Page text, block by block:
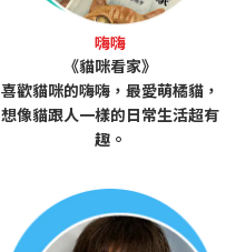
嗨嗨
《貓咪看家》
喜歡貓咪的嗨嗨，最愛萌橘貓，
想像貓跟人一樣的日常生活超有
趣。